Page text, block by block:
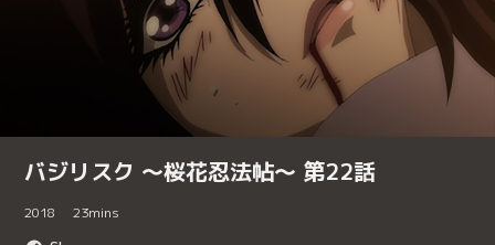
バジリスク ～桜花忍法帖～ 第22話
2018 23mins